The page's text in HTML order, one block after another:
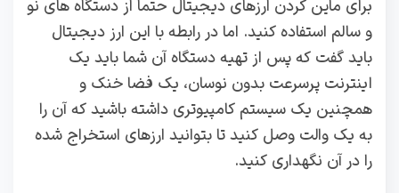
برای ماین کردن ارزهای دیجیتال حتماً از دستگاه های نو
و سالم استفاده کنید. اما در رابطه با این ارز دیجیتال
باید گفت که پس از تهیه دستگاه آن شما باید یک
اینترنت پرسرعت بدون نوسان، یک فضا خنک و
همچنین یک سیستم کامپیوتری داشته باشید که آن را
به یک والت وصل کنید تا بتوانید ارزهای استخراج شده
را در آن نگهداری کنید.